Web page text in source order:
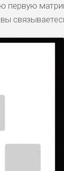
первую